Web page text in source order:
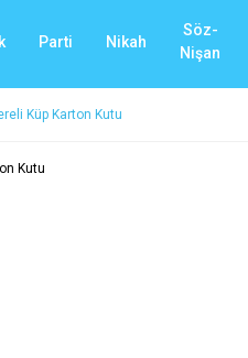
Parti Nikah
Söz-
Nişan
Küp Karton Kutu